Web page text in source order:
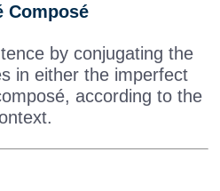
Composé
by conjugating the
in either the imperfect
according to the